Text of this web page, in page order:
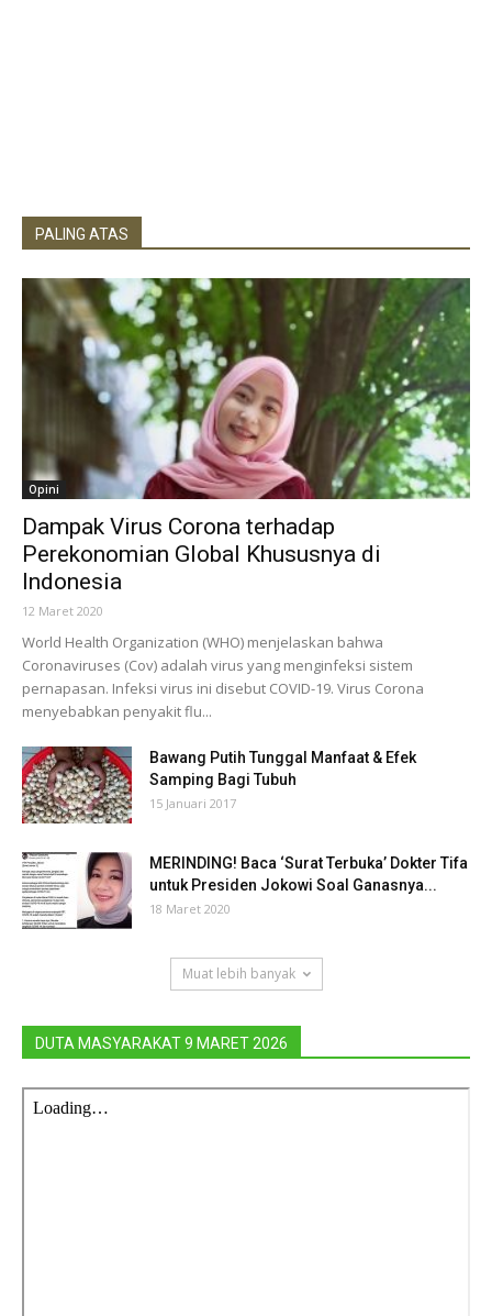
PALING ATAS
Opini
Dampak Virus Corona terhadap
Perekonomian Global Khususnya di
Indonesia
12 Maret 2020
World Health Organization (WHO) menjelaskan bahwa
Coronaviruses (Cov) adalah virus yang menginfeksi sistem
pernapasan. Infeksi virus ini disebut COVID-19. Virus Corona
menyebabkan penyakit flu...
Bawang Putih Tunggal Manfaat & Efek
Samping Bagi Tubuh
15 Januari 2017
MERINDING! Baca ‘Surat Terbuka’ Dokter Tifa
untuk Presiden Jokowi Soal Ganasnya...
18 Maret 2020
Muat lebih banyak
DUTA MASYARAKAT 9 MARET 2026